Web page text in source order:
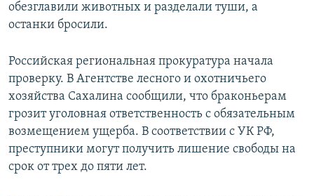
обезглавили животных и разделали туши, а
останки бросили.
Российская региональная прокуратура начала
проверку. В Агентстве лесного и охотничьего
хозяйства Сахалина сообщили, что браконьерам
грозит уголовная ответственность с обязательным
возмещением ущерба. В соответствии с УК РФ,
преступники могут получить лишение свободы на
срок от трех до пяти лет.